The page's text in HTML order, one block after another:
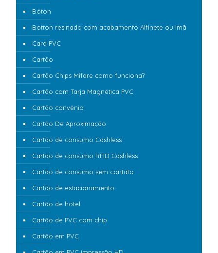
Bóton
Botton resinado com acabamento Alfinete ou Imã
Card PVC
Cartão
Cartão Chips Mifare como funciona?
Cartão com Tarja Magnética PVC
Cartão convênio
Cartão De Aproximação
Cartão de consumo Cashless
Cartão de consumo RFID Cashless
Cartão de consumo sem contato
Cartão de estacionamento
Cartão de hotel
Cartão de PVC com chip
Cartão em PVC